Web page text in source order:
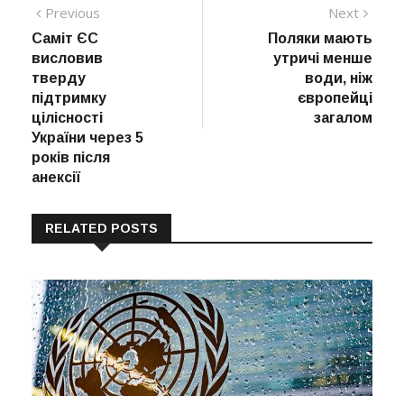
Навігація
записів
Previous
Саміт ЄС
висловив
тверду
підтримку
цілісності
України через 5
років після
анексії
Next
Поляки мають
утричі менше
води, ніж
європейці
загалом
RELATED POSTS